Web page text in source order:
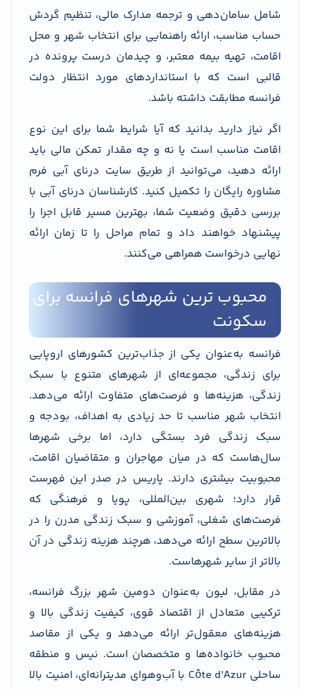
شامل سامان‌دهی و ترجمه مدارک مالی، تنظیم گردش
حساب مناسب، ارائه راهنمایی برای انتخاب شهر و محل
اقامت، تهیه بیمه معتبر، و چیدمان درست پرونده در
قالبی است که با استانداردهای مورد انتظار دولت
فرانسه مطابقت داشته باشد.
اگر نیاز دارید بدانید که آیا شرایط شما برای این نوع
اقامت مناسب است یا نه و چه مقدار تمکن مالی باید
ارائه دهید، می‌توانید از طریق سایت درنای آبی فرم
مشاوره رایگان را تکمیل کنید. کارشناسان درنای آبی با
بررسی دقیق وضعیت شما، بهترین مسیر قابل اجرا را
پیشنهاد خواهند داد و تمام مراحل را تا زمان ارائه
نهایی درخواست همراهی می‌کنند.
محبوب ترین شهرهای فرانسه برای
سکونت
فرانسه به‌عنوان یکی از جذاب‌ترین کشورهای اروپایی
برای زندگی، مجموعه‌ای از شهرهای متنوع با سبک
زندگی، هزینه‌ها و فرصت‌های متفاوت ارائه می‌دهد.
انتخاب شهر مناسب تا حد زیادی به اهداف، بودجه و
سبک زندگی فرد بستگی دارد، اما برخی شهرها
سال‌هاست که در میان مهاجران و متقاضیان اقامت،
محبوبیت بیشتری دارند. پاریس در صدر این فهرست
قرار دارد؛ شهری بین‌المللی، پویا و فرهنگی که
فرصت‌های شغلی، آموزشی و سبک زندگی مدرن را در
بالاترین سطح ارائه می‌دهد، هرچند هزینه زندگی در آن
بالاتر از سایر شهرهاست.
در مقابل، لیون به‌عنوان دومین شهر بزرگ فرانسه،
ترکیبی متعادل از اقتصاد قوی، کیفیت زندگی بالا و
هزینه‌های معقول‌تر ارائه می‌دهد و یکی از مقاصد
محبوب خانواده‌ها و متخصصان است. نیس و منطقه
ساحلی Côte d’Azur با آب‌وهوای مدیترانه‌ای، امنیت بالا